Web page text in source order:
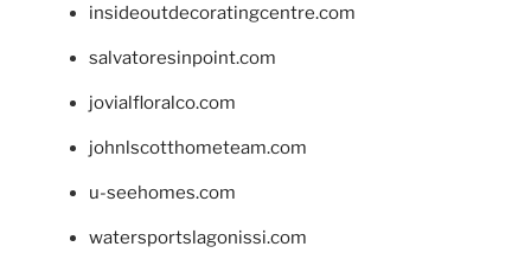
insideoutdecoratingcentre.com
salvatoresinpoint.com
jovialfloralco.com
johnlscotthometeam.com
u-seehomes.com
watersportslagonissi.com